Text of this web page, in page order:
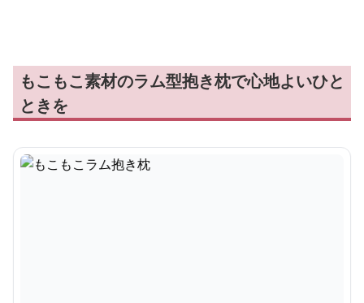
もこもこ素材のラム型抱き枕で心地よいひと
ときを